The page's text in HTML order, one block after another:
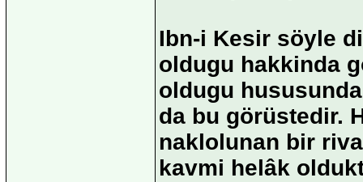
Ibn-i Kesir söyle
oldugu hakkinda
oldugu
da bu görüstedir.
naklolunan bir
kavmi helâk